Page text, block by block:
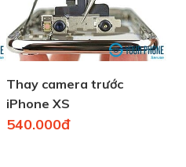
Thay camera trước
iPhone XS
540.000đ